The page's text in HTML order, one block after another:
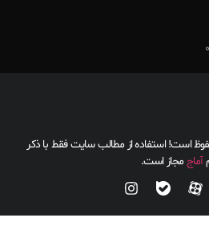
است! استفاده از مطالب سایت فقط با ذکر
آماجمجاز است.